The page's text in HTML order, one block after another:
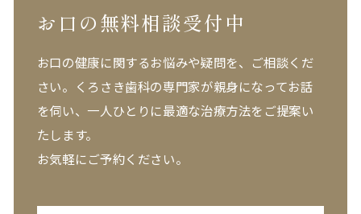
お口の無料相談受付中
お口の健康に関するお悩みや疑問を、ご相談くだ
さい。 くろさき歯科の専門家が親身になってお話
を伺い、一人ひとりに最適な治療方法をご提案い
たします。
お気軽にご予約ください。